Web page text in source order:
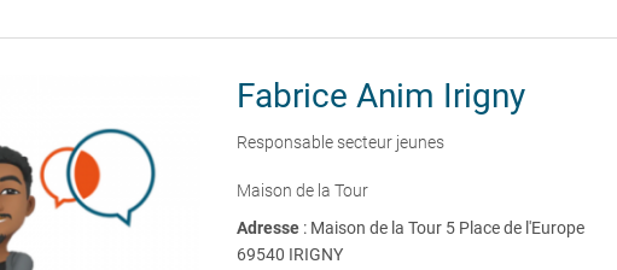
Fabrice Anim Irigny
Responsable secteur jeunes
Maison de la Tour
Adresse : Maison de la Tour 5 Place de l'Europe
69540 IRIGNY